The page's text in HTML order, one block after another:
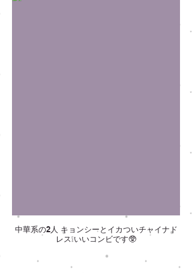
中華系の2人 キョンシーとイカついチャイナド
レス❕いいコンビです🥸